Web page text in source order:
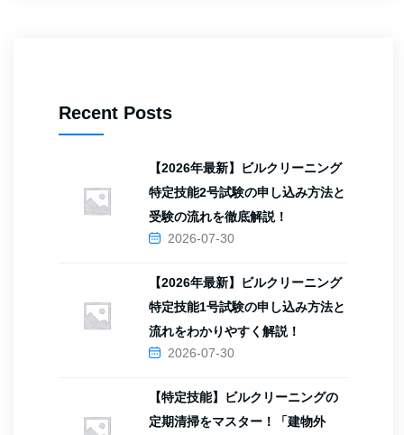
Recent Posts
【2026年最新】ビルクリーニング
特定技能2号試験の申し込み方法と
受験の流れを徹底解説！
2026-07-30
【2026年最新】ビルクリーニング
特定技能1号試験の申し込み方法と
流れをわかりやすく解説！
2026-07-30
【特定技能】ビルクリーニングの
定期清掃をマスター！「建物外